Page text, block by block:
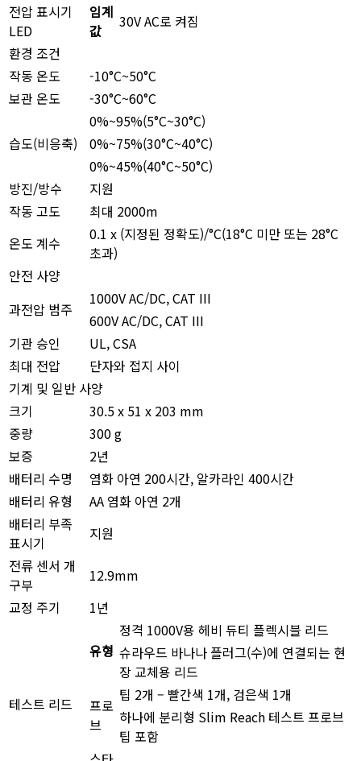
전압 표시기
LED
임계
값
30V AC로 켜짐
환경 조건
작동 온도
-10°C~50°C
보관 온도
-30°C~60°C
습도(비응축)
0%~95%(5°C~30°C)
0%~75%(30°C~40°C)
0%~45%(40°C~50°C)
방진/방수
지원
작동 고도
최대 2000m
온도 계수
0.1 x (지정된 정확도)/°C(18°C 미만 또는 28°C
초과)
안전 사양
과전압 범주
1000V AC/DC, CAT III
600V AC/DC, CAT III
기관 승인
UL, CSA
최대 전압
단자와 접지 사이
기계 및 일반 사양
크기
30.5 x 51 x 203 mm
중량
300 g
보증
2년
배터리 수명
염화 아연 200시간, 알카라인 400시간
배터리 유형
AA 염화 아연 2개
배터리 부족
표시기
지원
전류 센서 개
구부
12.9mm
교정 주기
1년
테스트 리드
유형
정격 1000V용 헤비 듀티 플렉시블 리드
슈라우드 바나나 플러그(수)에 연결되는 현
장 교체용 리드
프로
브
팁 2개 – 빨간색 1개, 검은색 1개
하나에 분리형 Slim Reach 테스트 프로브
팁 포함